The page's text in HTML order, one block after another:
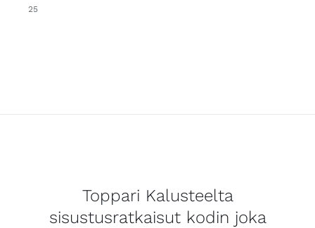
25
Toppari Kalusteelta
sisustusratkaisut kodin joka